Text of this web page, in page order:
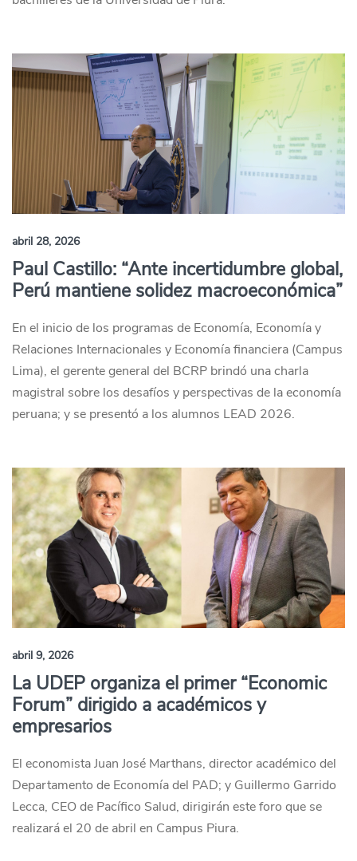
abril 28, 2026
Paul Castillo: “Ante incertidumbre global,
Perú mantiene solidez macroeconómica”
En el inicio de los programas de Economía, Economía y
Relaciones Internacionales y Economía financiera (Campus
Lima), el gerente general del BCRP brindó una charla
magistral sobre los desafíos y perspectivas de la economía
peruana; y se presentó a los alumnos LEAD 2026.
abril 9, 2026
La UDEP organiza el primer “Economic
Forum” dirigido a académicos y
empresarios
El economista Juan José Marthans, director académico del
Departamento de Economía del PAD; y Guillermo Garrido
Lecca, CEO de Pacífico Salud, dirigirán este foro que se
realizará el 20 de abril en Campus Piura.